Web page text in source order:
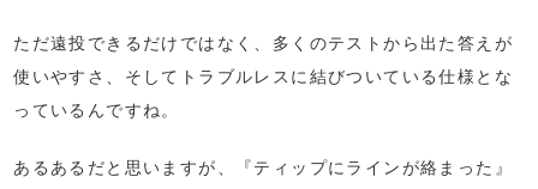
ただ遠投できるだけではなく、多くのテストから出た答えが
使いやすさ、そしてトラブルレスに結びついている仕様とな
っているんですね。
あるあるだと思いますが、『ティップにラインが絡まった』